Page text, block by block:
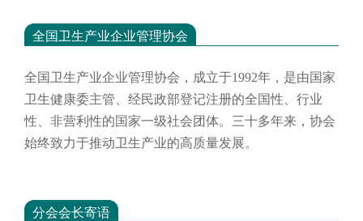
全国卫生产业企业管理协会
全国卫生产业企业管理协会，成立于1992年，是由国家
卫生健康委主管、经民政部登记注册的全国性、行业
性、非营利性的国家一级社会团体。三十多年来，协会
始终致力于推动卫生产业的高质量发展。
分会会长寄语